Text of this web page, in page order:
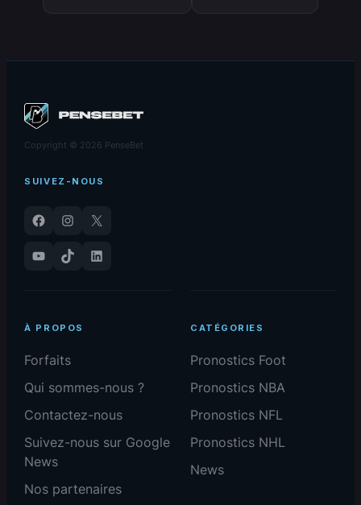
Copyright © 2026 PenseBet
SUIVEZ-NOUS
Facebook Instagram
X
YouTube
TikTok LinkedIn
À PROPOS
Forfaits
Qui sommes-nous ?
Contactez-nous
Suivez-nous sur Google
News
Nos partenaires
CATÉGORIES
Pronostics Foot
Pronostics NBA
Pronostics NFL
Pronostics NHL
News